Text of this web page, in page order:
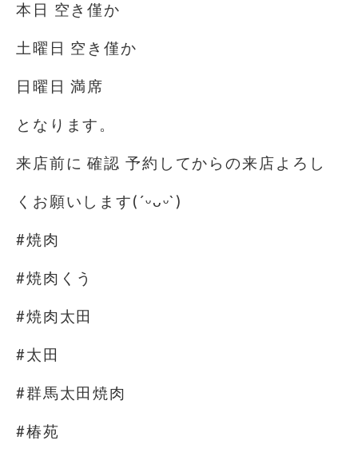
本日 空き僅か
土曜日 空き僅か
日曜日 満席
となります。
来店前に 確認 予約してからの来店よろし
くお願いします(´ᵕᴗᵕ`)
#焼肉
#焼肉くう
#焼肉太田
#太田
#群馬太田焼肉
#椿苑